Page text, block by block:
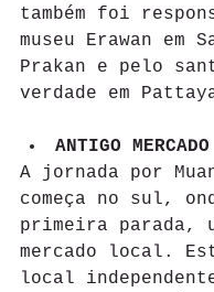
também foi
museu Erawan em
Prakan e pelo
verdade em
ANTIGO
A jornada por
começa no sul,
primeira parada,
mercado local.
local